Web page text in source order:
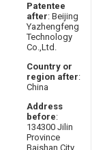
Patentee
after: Beijing
Yazhengfeng
Technology
Co.,Ltd.
Country or
region after:
China
Address
before:
134300 Jilin
Province
Baishan City